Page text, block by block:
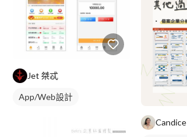
Jet 桀忒
App/Web設計
Candice